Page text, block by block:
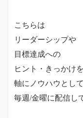
こちらは
リーダーシップや
目標達成への
ヒント・きっかけを
軸にノウハウとして
毎週/金曜に配信し